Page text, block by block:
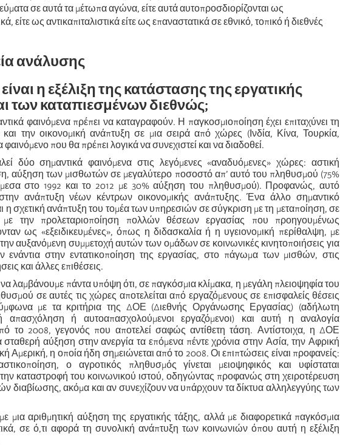
σε αυτά τα μέτωπα αγώνα, είτε αυτά αυτοπροσδιορίζονται ως
είτε ως αντικαπιταλιστικά είτε ως επαναστατικά σε εθνικό, τοπικό ή διεθνές
ανάλυσης
είναι η εξέλιξη της κατάστασης της εργατικής
των καταπιεσμένων διεθνώς;
φαινόμενα πρέπει να καταγραφούν. Η παγκοσμιοποίηση έχει επιταχύνει τη
και την οικονομική ανάπτυξη σε μια σειρά από χώρες (Ινδία, Κίνα, Τουρκία,
φαινόμενο που θα πρέπει λογικά να συνεχιστεί και να διαδοθεί.
δύο σημαντικά φαινόμενα στις λεγόμενες «αναδυόμενες» χώρες: αστική
αύξηση των μισθωτών σε μεγαλύτερο ποσοστό απ’ αυτό του πληθυσμού (75%
στο 1992 και το 2012 με 30% αύξηση του πληθυσμού). Προφανώς, αυτό
στην ανάπτυξη νέων κέντρων οικονομικής ανάπτυξης. Ένα άλλο σημαντικό
η σχετική ανάπτυξη του τομέα των υπηρεσιών σε σύγκριση με τη μεταποίηση, σε
την προλεταριοποίηση πολλών θέσεων εργασίας που προηγουμένως
ως «εξειδικευμένες», όπως η διδασκαλία ή η υγειονομική περίθαλψη, με
αυξανόμενη συμμετοχή αυτών των ομάδων σε κοινωνικές κινητοποιήσεις για
ενάντια στην εντατικοποίηση της εργασίας, στο πάγωμα των μισθών, στις
και άλλες επιθέσεις.
λαμβάνουμε πάντα υπόψη ότι, σε παγκόσμια κλίμακα, η μεγάλη πλειοψηφία του
σε αυτές τις χώρες αποτελείται από εργαζόμενους σε επισφαλείς θέσεις
με τα κριτήρια της ΔΟΕ (Διεθνής Οργάνωσης Εργασίας) (αδήλωτη
απασχόληση ή αυτοαπασχολούμενοι εργαζόμενοι) και αυτή η αναλογία
το 2008, γεγονός που αποτελεί σαφώς αντίθετη τάση. Αντίστοιχα, η ΔΟΕ
σταθερή αύξηση στην ανεργία τα επόμενα πέντε χρόνια στην Ασία, την Αφρική
Αμερική, η οποία ήδη σημειώνεται από το 2008. Οι επιπτώσεις είναι προφανείς:
ο αγροτικός πληθυσμός γίνεται μειοψηφικός και υφίσταται
καταστροφή του κοινωνικού ιστού, οδηγώντας προφανώς στη χειροτέρευση
διαβίωσης, ακόμα και αν συνεχίζουν να υπάρχουν τα δίκτυα αλληλεγγύης των
μια αριθμητική αύξηση της εργατικής τάξης, αλλά με διαφορετικά παγκόσμια
σε ό,τι αφορά τη συνολική ανάπτυξη των κοινωνιών όπου αυτή η εξέλιξη